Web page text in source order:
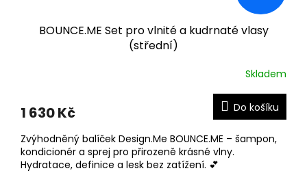
BOUNCE.ME Set pro vlnité a kudrnaté vlasy
(střední)
Skladem
1 630 Kč Do košíku
Zvýhodněný balíček Design.Me BOUNCE.ME – šampon,
kondicionér a sprej pro přirozeně krásné vlny.
Hydratace, definice a lesk bez zatížení. 💕